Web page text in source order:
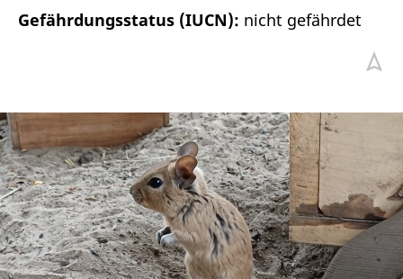
Gefährdungsstatus (IUCN): nicht gefährdet